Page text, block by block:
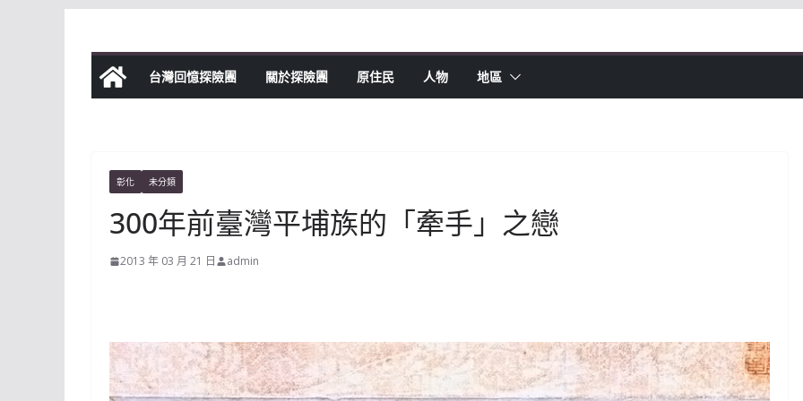
content
台灣回憶探險團 關於探險團 原住民 人物 地區
彰化 未分類
300年前臺灣平埔族的「牽手」之戀
2013 年 03 月 21 日 admin